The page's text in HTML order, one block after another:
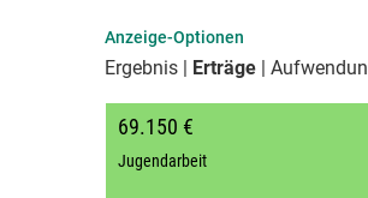
Anzeige-Optionen
Ergebnis Erträge
69.150 €
Jugendarbeit